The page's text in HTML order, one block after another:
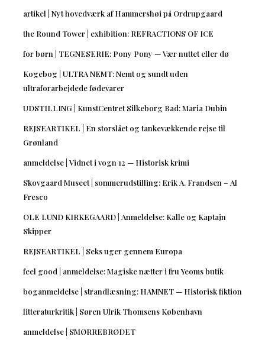
artikel | Nyt hovedværk af Hammershøi på Ordrupgaard
the Round Tower | exhibition: REFRACTIONS OF ICE
for børn | TEGNESERIE: Pony Pony — Vær nuttet eller dø
Kogebog | ULTRA NEMT: Nemt og sundt uden
ultraforarbejdede fødevarer
UDSTILLING | KunstCentret Silkeborg Bad: Maria Dubin
REJSEARTIKEL | En storslået og tankevækkende rejse til
Grønland
anmeldelse | Vidnet i vogn 12 — Historisk krimi
Skovgaard Museet | sommerudstilling: Erik A. Frandsen – Al
Fresco
OLE LUND KIRKEGAARD | Anmeldelse: Kalle og Kaptajn
Skipper
REJSEARTIKEL | Seks uger gennem Europa
feel good | anmeldelse: Magiske nætter i fru Yeoms butik
boganmeldelse | strandlæsning: HAMNET — Historisk fiktion
litteraturkritik | Søren Ulrik Thomsens København
anmeldelse | SMØRREBRØDET